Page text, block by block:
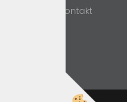
Kontakt